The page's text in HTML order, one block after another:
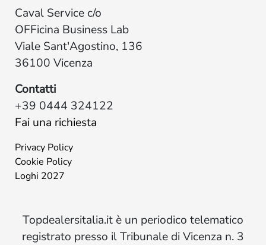
Caval Service c/o
OFFicina Business Lab
Viale Sant'Agostino, 136
36100 Vicenza
Contatti
+39 0444 324122
Fai una richiesta
Privacy Policy
Cookie Policy
Loghi 2027
Topdealersitalia.it è un periodico telematico
registrato presso il Tribunale di Vicenza n. 3